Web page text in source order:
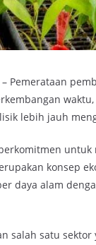
– Pemerataan
lebih jauh
untuk
konsep
daya alam
salah satu